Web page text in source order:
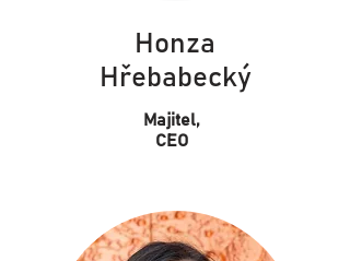
Honza
Hřebabecký
Majitel,
CEO